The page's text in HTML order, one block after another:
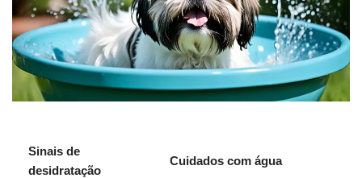
Sinais de
desidratação
Cuidados com água